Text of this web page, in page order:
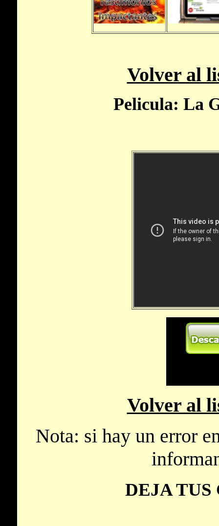
Volver al
Pelicula: La
Volver al
Nota: si hay un error
DEJA